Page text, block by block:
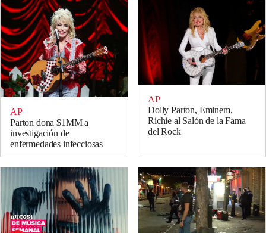
AP
Parton dona $1MM a
investigación de
enfermedades infecciosas
AP
Dolly Parton, Eminem,
Richie al Salón de la Fama
del Rock